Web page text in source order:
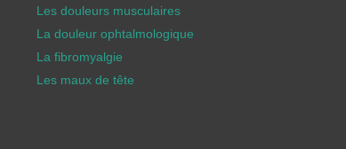
Les douleurs musculaires
La douleur ophtalmologique
La fibromyalgie
Les maux de tête